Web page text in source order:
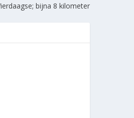
bijna 8 kilometer